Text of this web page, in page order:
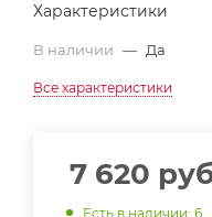
Характеристики
В наличии — Да
Все характеристики
7 620
Есть в наличии: 6